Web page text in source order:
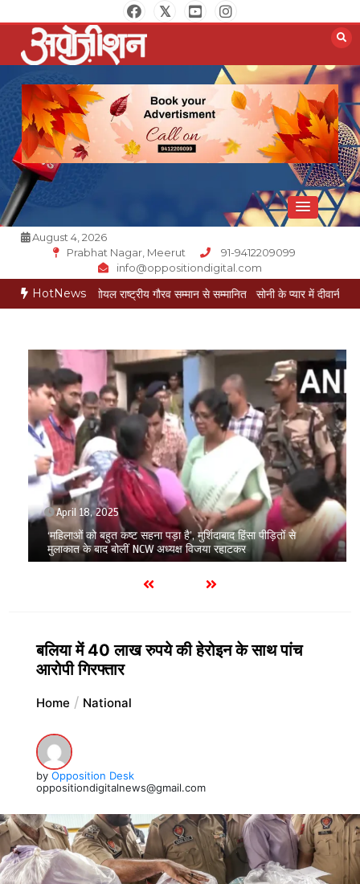
to
content
Opposition Digital
August 4, 2026
Prabhat Nagar, Meerut
91-9412209099
info@oppositiondigital.com
HotNews
मुकेश गोयल राष्ट्रीय गौरव सम्मान से सम्मानित सोनी के प्यार में दीवानी सीता पहुंची मेरठ
April 18, 2025
‘महिलाओं को बहुत कष्ट सहना पड़ा है’, मुर्शिदाबाद हिंसा पीड़ितों से
मुलाकात के बाद बोलीं NCW अध्यक्ष विजया रहाटकर
बलिया में 40 लाख रुपये की हेरोइन के साथ पांच
आरोपी गिरफ्तार
Home National
by Opposition Desk
oppositiondigitalnews@gmail.com